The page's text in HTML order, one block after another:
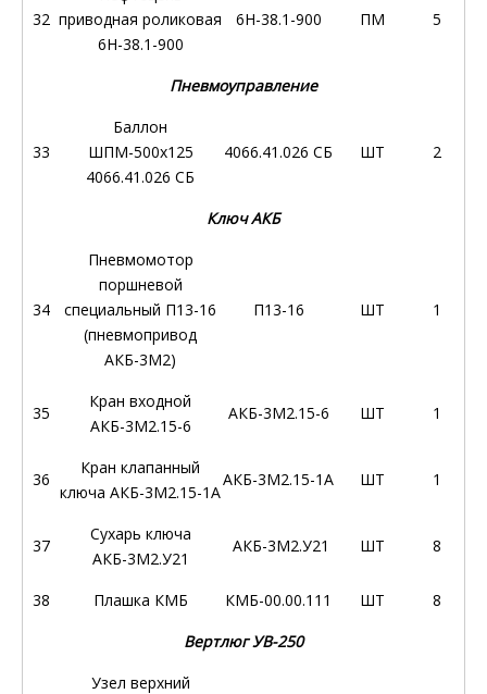
32 приводная роликовая
6Н-38.1-900
6Н-38.1-900 ПМ 5
Пневмоуправление
33
Баллон
ШПМ-500х125
4066.41.026 СБ
4066.41.026 СБ ШТ 2
Ключ АКБ
34
Пневмомотор
поршневой
специальный П13-16
(пневмопривод
АКБ-3М2)
П13-16 ШТ 1
35
Кран входной
АКБ-3М2.15-6
АКБ-3М2.15-6 ШТ 1
36
Кран клапанный
ключа АКБ-3М2.15-1А
АКБ-3М2.15-1А ШТ 1
37
Сухарь ключа
АКБ-3М2.У21
АКБ-3М2.У21 ШТ 8
38 Плашка КМБ КМБ-00.00.111 ШТ
8
Вертлюг УВ-250
Узел верхний